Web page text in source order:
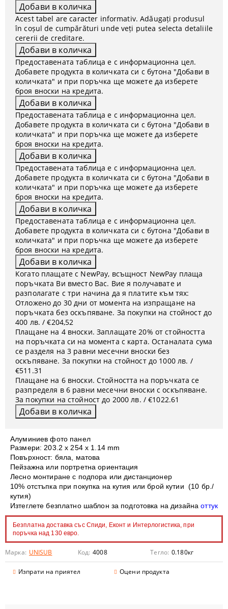
Алуминиев фото панел
Размери: 203.2 x 254 х 1.14 mm
Повърхност: бяла, матова
Пейзажна или портретна ориентация
Лесно монтиране с подпора или дистанционер
10% отстъпка при покупка на кутия или брой кутии (10 бр./
кутия)
Изтеглете безплатно шаблон за подготовка на дизайна оттук
Безплатна доставка със Спиди, Еконт и Интерлогистика, при
поръчка над 130 евро.
Марка: UNISUB Код: 4008 Тегло: 0.180кг
Изпрати на приятел Оцени продукта
Acest tabel are caracter informativ. Adăugați produsul
în coșul de cumpărături unde veți putea selecta detaliile
cererii de creditare.
Предоставената таблица е с информационна цел.
Добавете продукта в количката си с бутона "Добави в
количката" и при поръчка ще можете да изберете
броя вноски на кредита.
Предоставената таблица е с информационна цел.
Добавете продукта в количката си с бутона "Добави в
количката" и при поръчка ще можете да изберете
броя вноски на кредита.
Предоставената таблица е с информационна цел.
Добавете продукта в количката си с бутона "Добави в
количката" и при поръчка ще можете да изберете
броя вноски на кредита.
Предоставената таблица е с информационна цел.
Добавете продукта в количката си с бутона "Добави в
количката" и при поръчка ще можете да изберете
броя вноски на кредита.
Когато плащате с NewPay, всъщност NewPay плаща
поръчката Ви вместо Вас. Вие я получавате и
разполагате с три начина да я платите към тях:
Отложено до 30 дни от момента на изпращане на
поръчката без оскъпяване. За покупки на стойност до
400 лв. / €204,52
Плащане на 4 вноски. Заплащате 20% от стойността
на поръчката си на момента с карта. Останалата сума
се разделя на 3 равни месечни вноски без
оскъпяване. За покупки на стойност до 1000 лв. /
€511.31
Плащане на 6 вноски. Стойността на поръчката се
разпределя в 6 равни месечни вноски с оскъпяване.
За покупки на стойност до 2000 лв. / €1022.61